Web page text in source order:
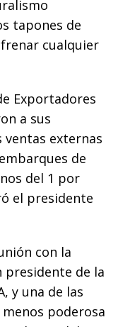
tapones de
cualquier
Exportadores
a sus
ventas externas
de
del 1 por
el presidente
con la
presidente de la
y una de las
poderosa